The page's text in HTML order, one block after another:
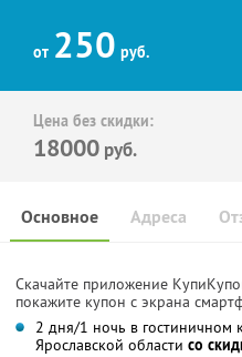
от 250 руб.
Цена без скидки:
18000 руб.
Основное Адреса
Скачайте приложение
покажите купон с экрана
2 дня/1 ночь в гостиничном
Ярославской области со